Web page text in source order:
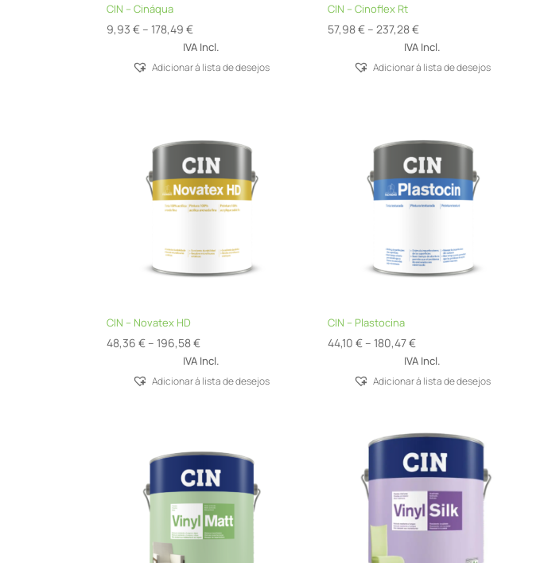
CIN – Cináqua
9,93€ – 178,49€Price
range:
9,93 €
IVA Incl.
Adicionar á lista de desejos
CIN – Cinoflex Rt
57,98€ – 237,28€Price
range:
57,98 €
IVA Incl.
Adicionar á lista de desejos
CIN – Novatex HD
48,36€ – 196,58€Price
range:
48,36 €
IVA Incl.
Adicionar á lista de desejos
CIN – Plastocina
44,10€ – 180,47€Price
range:
44,10 €
IVA Incl.
Adicionar á lista de desejos